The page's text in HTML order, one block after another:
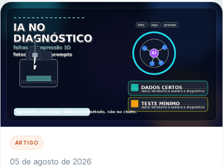
ARTIGO
05 de agosto de 2026